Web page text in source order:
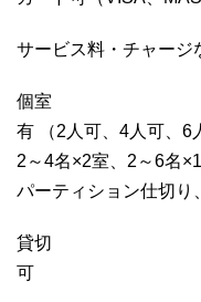
サービス料・チャージ
個室
有 （2人可、4人可、6
2～4名×2室、2～6名
パーティション仕切り
貸切
可